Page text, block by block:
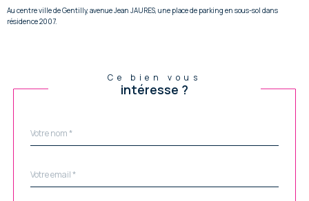
Au centre ville de Gentilly, avenue Jean JAURES, une place de parking en sous-sol dans
résidence 2007.
Ce bien vous
intéresse ?
par
*
*